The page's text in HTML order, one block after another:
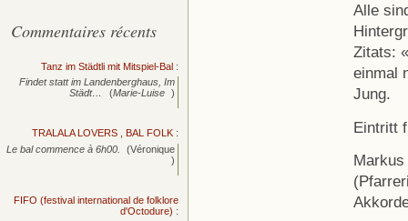
Alle
Zitats:
einmal
Jung.
Eintritt
Commentaires récents
Tanz im Städtli mit Mitspiel-Bal :
Findet statt im Landenberghaus, Im
Städt…
(Marie-Luise )
TRALALA LOVERS , BAL FOLK :
Le bal commence à 6h00.
(Véronique
)
FIFO (festival international de folklore
d'Octodure) :